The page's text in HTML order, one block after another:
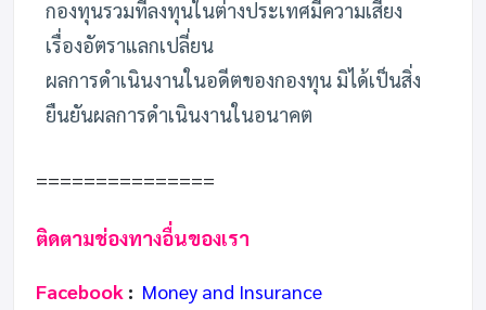
กองทุนรวมที่ลงทุนในต่างประเทศมีความเสี่ยง
เรื่องอัตราแลกเปลี่ยน
ผลการดำเนินงานในอดีตของกองทุน มิได้เป็นสิ่ง
ยืนยันผลการดำเนินงานในอนาคต
===============
ติดตามช่องทางอื่นของเรา
Facebook : Money and Insurance